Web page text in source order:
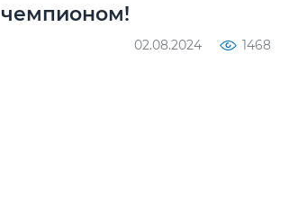
чемпионом!
02.08.2024 1468